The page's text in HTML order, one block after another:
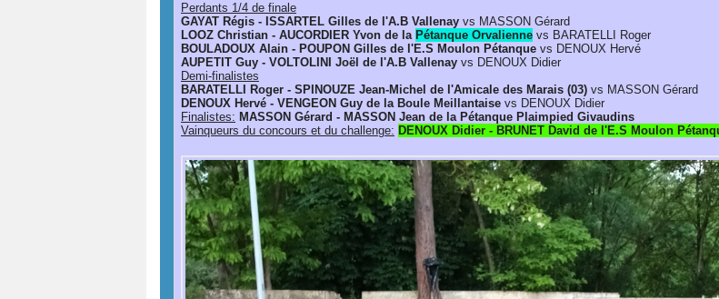
Perdants 1/4 de finale
GAYAT Régis - ISSARTEL Gilles de l'A.B Vallenay vs MASSON Gérard
LOOZ Christian - AUCORDIER Yvon de la Pétanque Orvalienne vs BARATELLI Roger
BOULADOUX Alain - POUPON Gilles de l'E.S Moulon Pétanque vs DENOUX Hervé
AUPETIT Guy - VOLTOLINI Joël de l'A.B Vallenay vs DENOUX Didier
Demi-finalistes
BARATELLI Roger - SPINOUZE Jean-Michel de l'Amicale des Marais (03) vs MASSON Gérard
DENOUX Hervé - VENGEON Guy de la Boule Meillantaise vs DENOUX Didier
Finalistes: MASSON Gérard - MASSON Jean de la Pétanque Plaimpied Givaudins
Vainqueurs du concours et du challenge: DENOUX Didier - BRUNET David de l'E.S Moulon